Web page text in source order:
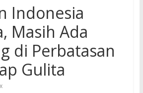
Indonesia
Masih Ada
di Perbatasan
Gulita